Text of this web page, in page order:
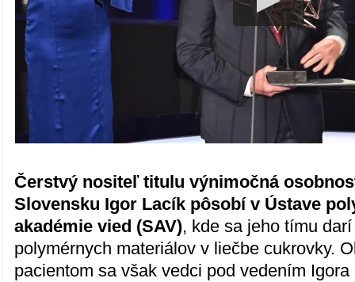
Čerstvý nositeľ titulu výnimočná
Slovensku Igor Lacík pôsobí v Ústave
akadémie vied (SAV), kde sa jeho tímu
polymérnych materiálov v liečbe cukrovky.
pacientom sa však vedci pod vedením